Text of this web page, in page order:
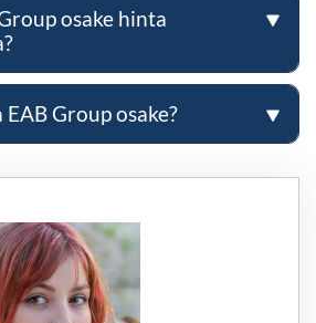
osake hinta
Group osake?